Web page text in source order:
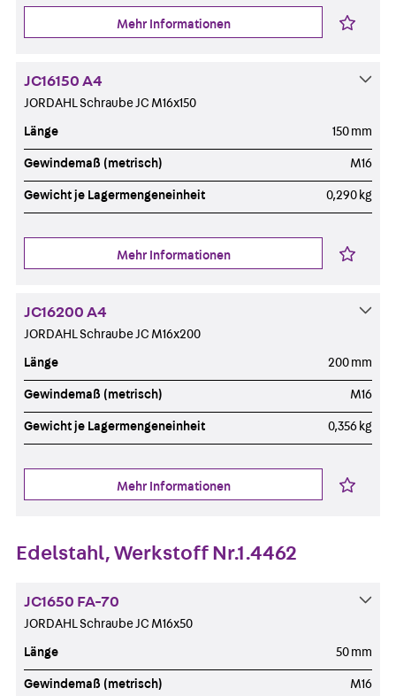
Mehr Informationen
JC16150 A4
JORDAHL Schraube JC M16x150
Länge 150 mm
Gewindemaß (metrisch) M16
Gewicht je Lagermengeneinheit 0,290 kg
Mehr Informationen
JC16200 A4
JORDAHL Schraube JC M16x200
Länge 200 mm
Gewindemaß (metrisch) M16
Gewicht je Lagermengeneinheit 0,356 kg
Mehr Informationen
Edelstahl, Werkstoff Nr.1.4462
JC1650 FA-70
JORDAHL Schraube JC M16x50
Länge 50 mm
Gewindemaß (metrisch) M16